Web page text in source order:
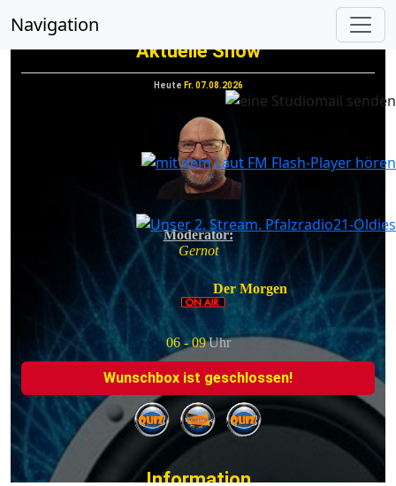
Navigation
vorheriges